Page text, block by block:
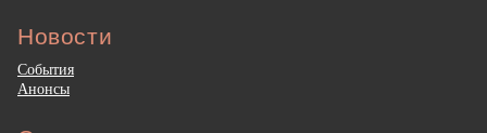
Новости
События
Анонсы